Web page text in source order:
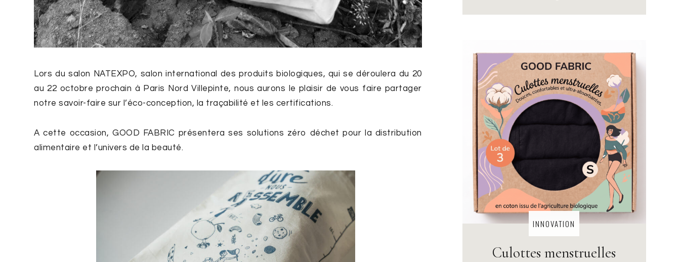
Lors du salon NATEXPO, salon international des produits biologiques, qui se déroulera du 20
au 22 octobre prochain à Paris Nord Villepinte, nous aurons le plaisir de vous faire partager
notre savoir-faire sur l’éco-conception, la traçabilité et les certifications.
A cette occasion, GOOD FABRIC présentera ses solutions zéro déchet pour la distribution
alimentaire et l’univers de la beauté.
INNOVATION
Culottes menstruelles